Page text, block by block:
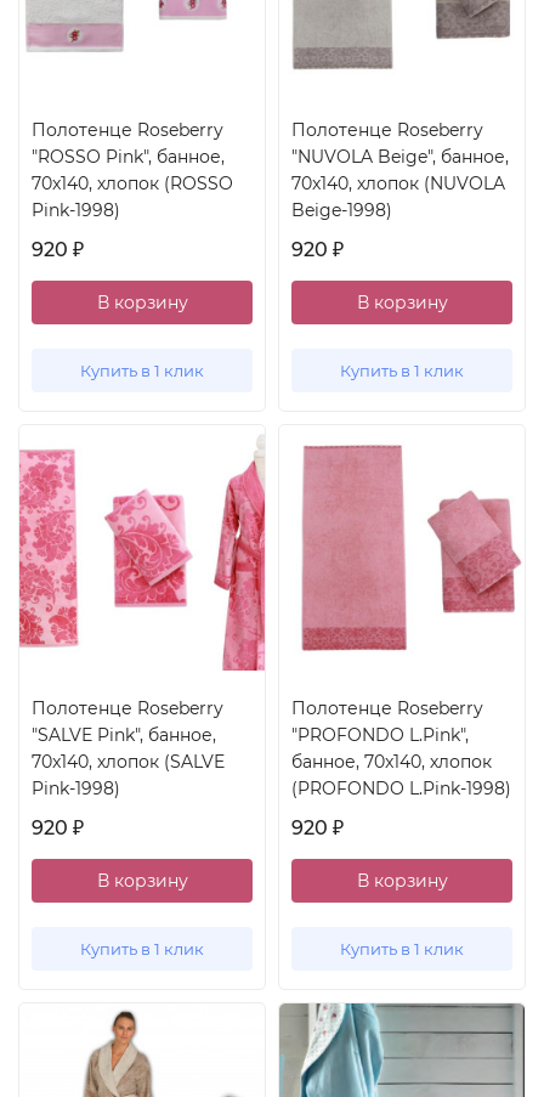
Полотенце Roseberry
"ROSSO Pink", банное,
70x140, хлопок (ROSSO
Pink-1998)
920 ₽
В корзину
Купить в 1 клик
Полотенце Roseberry
"NUVOLA Beige", банное,
70x140, хлопок (NUVOLA
Beige-1998)
920 ₽
В корзину
Купить в 1 клик
Полотенце Roseberry
"SALVE Pink", банное,
70x140, хлопок (SALVE
Pink-1998)
920 ₽
В корзину
Купить в 1 клик
Полотенце Roseberry
"PROFONDO L.Pink",
банное, 70x140, хлопок
(PROFONDO L.Pink-1998)
920 ₽
В корзину
Купить в 1 клик